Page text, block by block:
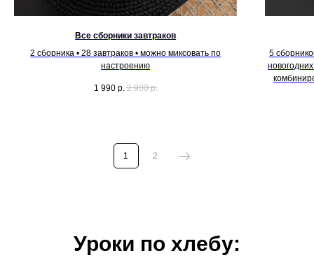
Все сборники завтраков
2 сборника • 28 завтраков • можно миксовать по
настроению
1 990 р. 2 980 р.
5
1 2
Уроки по хлебу: